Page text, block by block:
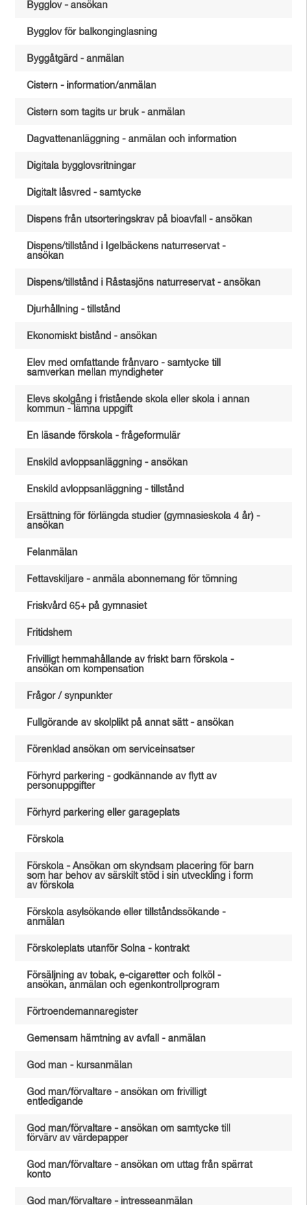
Bygglov - ansökan
Bygglov för balkonginglasning
Byggåtgärd - anmälan
Cistern - information/anmälan
Cistern som tagits ur bruk - anmälan
Dagvattenanläggning - anmälan och information
Digitala bygglovsritningar
Digitalt låsvred - samtycke
Dispens från utsorteringskrav på bioavfall - ansökan
Dispens/tillstånd i Igelbäckens naturreservat -
ansökan
Dispens/tillstånd i Råstasjöns naturreservat - ansökan
Djurhållning - tillstånd
Ekonomiskt bistånd - ansökan
Elev med omfattande frånvaro - samtycke till
samverkan mellan myndigheter
Elevs skolgång i fristående skola eller skola i annan
kommun - lämna uppgift
En läsande förskola - frågeformulär
Enskild avloppsanläggning - ansökan
Enskild avloppsanläggning - tillstånd
Ersättning för förlängda studier (gymnasieskola 4 år) -
ansökan
Felanmälan
Fettavskiljare - anmäla abonnemang för tömning
Friskvård 65+ på gymnasiet
Fritidshem
Frivilligt hemmahållande av friskt barn förskola -
ansökan om kompensation
Frågor / synpunkter
Fullgörande av skolplikt på annat sätt - ansökan
Förenklad ansökan om serviceinsatser
Förhyrd parkering - godkännande av flytt av
personuppgifter
Förhyrd parkering eller garageplats
Förskola
Förskola - Ansökan om skyndsam placering för barn
som har behov av särskilt stöd i sin utveckling i form
av förskola
Förskola asylsökande eller tillståndssökande -
anmälan
Förskoleplats utanför Solna - kontrakt
Försäljning av tobak, e-cigaretter och folköl -
ansökan, anmälan och egenkontrollprogram
Förtroendemannaregister
Gemensam hämtning av avfall - anmälan
God man - kursanmälan
God man/förvaltare - ansökan om frivilligt
entledigande
God man/förvaltare - ansökan om samtycke till
förvärv av värdepapper
God man/förvaltare - ansökan om uttag från spärrat
konto
God man/förvaltare - intresseanmälan